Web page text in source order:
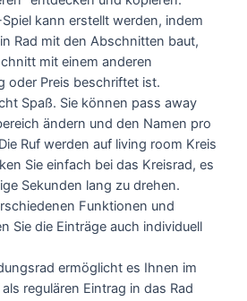
Spiel kann erstellt werden, indem
Rad mit den Abschnitten baut,
mit einem anderen
oder Preis beschriftet ist.
Spaß. Sie können pass away
ändern und den Namen pro
Ruf werden auf living room Kreis
Sie einfach bei das Kreisrad, es
Sekunden lang zu drehen.
Funktionen und
Sie die Einträge auch individuell
ermöglicht es Ihnen im
regulären Eintrag in das Rad